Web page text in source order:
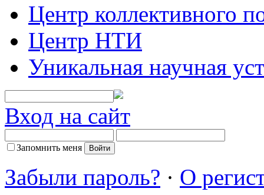
Центр коллективного
Центр НТИ
Уникальная научная
Вход на сайт
Запомнить меня
Забыли пароль? · О